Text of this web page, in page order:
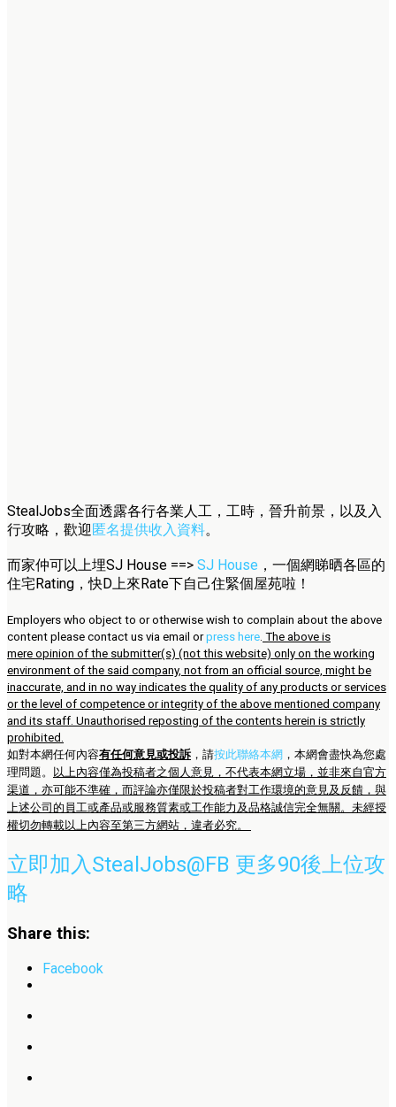
StealJobs全面透露各行各業人工，工時，晉升前景，以及入
行攻略，歡迎匿名提供收入資料。
而家仲可以上埋SJ House ==> SJ House ，一個網睇晒各區的
住宅Rating，快D上來Rate下自己住緊個屋苑啦！
Employers who object to or otherwise wish to complain about the above
content please contact us via email orpress here. The above is
mere opinion of the submitter(s) (not this website) only on the working
environment of the said company, not from an official source, might be
inaccurate, and in no way indicates the quality of any products or services
or the level of competence or integrity of the above mentioned company
and its staff. Unauthorised reposting of the contents herein is strictly
prohibited.
如對本網任何內容有任何意見或投訴 ，請按此聯絡本網 ，本網會盡快為您處
理問題。
以上內容僅為投稿者之個人意見，不代表本網立場，並非來自官方
渠道，亦可能不準確，而評論亦僅限於投稿者對工作環境的意見及反饋，與
上述公司的員工或產品或服務質素或工作能力及品格誠信完全無關。未經授
權切勿轉載以上內容至第三方網站，違者必究。
立即加入StealJobs@FB 更多90後上位攻
略
Share this:
Facebook